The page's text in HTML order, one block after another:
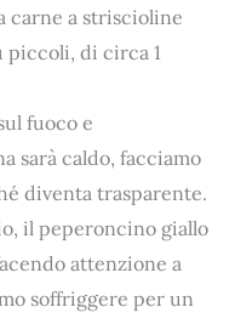
carne a striscioline
di circa 1
fuoco e
sarà caldo, facciamo
diventa trasparente.
il peperoncino giallo
attenzione a
soffriggere per un